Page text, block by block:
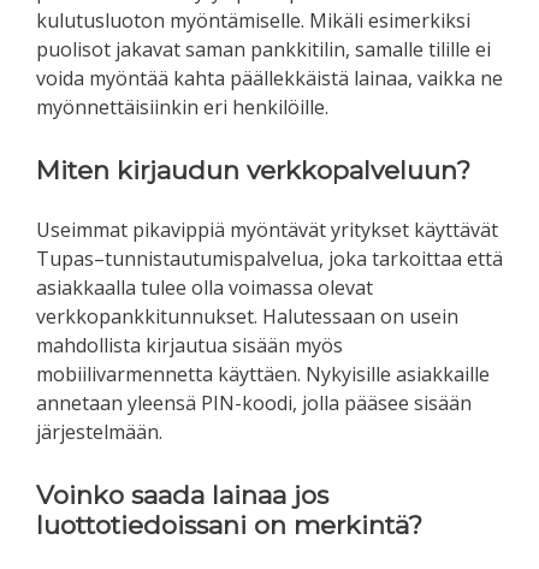
kulutusluoton myöntämiselle. Mikäli esimerkiksi
puolisot jakavat saman pankkitilin, samalle tilille ei
voida myöntää kahta päällekkäistä lainaa, vaikka ne
myönnettäisiinkin eri henkilöille.
Miten kirjaudun verkkopalveluun?
Useimmat pikavippiä myöntävät yritykset käyttävät
Tupas–tunnistautumispalvelua, joka tarkoittaa että
asiakkaalla tulee olla voimassa olevat
verkkopankkitunnukset. Halutessaan on usein
mahdollista kirjautua sisään myös
mobiilivarmennetta käyttäen. Nykyisille asiakkaille
annetaan yleensä PIN-koodi, jolla pääsee sisään
järjestelmään.
Voinko saada lainaa jos
luottotiedoissani on merkintä?